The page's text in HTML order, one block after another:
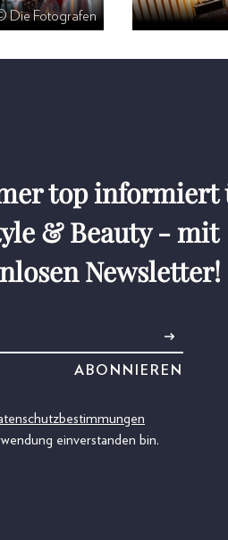
Die Fotografen
top informiert
& Beauty - mit
Newsletter!
einverstanden bin.